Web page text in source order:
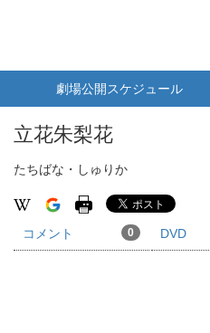
劇場公開スケジュール
立花朱梨花
たちばな・しゅりか
コメント 0 DVD